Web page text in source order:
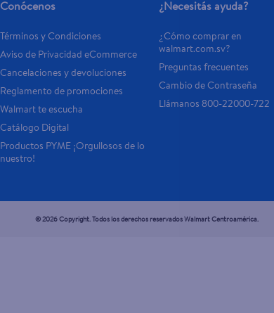
Conócenos
Términos y Condiciones
Aviso de Privacidad eCommerce
Cancelaciones y devoluciones
Reglamento de promociones
Walmart te escucha
Catálogo Digital
Productos PYME ¡Orgullosos de lo
nuestro!
¿Necesitás ayuda?
¿Cómo comprar en
walmart.com.sv?
Preguntas frecuentes
Cambio de Contraseña
Llámanos 800-22000-722
© 2026 Copyright. Todos los derechos reservados Walmart Centroamérica.